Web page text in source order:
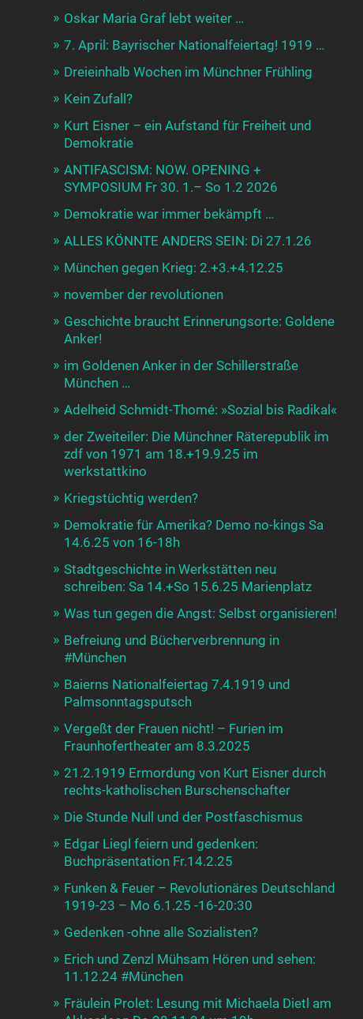
Oskar Maria Graf lebt weiter …
7. April: Bayrischer Nationalfeiertag! 1919 …
Dreieinhalb Wochen im Münchner Frühling
Kein Zufall?
Kurt Eisner – ein Aufstand für Freiheit und
Demokratie
ANTIFASCISM: NOW. OPENING +
SYMPOSIUM Fr 30. 1.– So 1.2 2026
Demokratie war immer bekämpft …
ALLES KÖNNTE ANDERS SEIN: Di 27.1.26
München gegen Krieg: 2.+3.+4.12.25
november der revolutionen
Geschichte braucht Erinnerungsorte: Goldene
Anker!
im Goldenen Anker in der Schillerstraße
München …
Adelheid Schmidt-Thomé: »Sozial bis Radikal«
der Zweiteiler: Die Münchner Räterepublik im
zdf von 1971 am 18.+19.9.25 im
werkstattkino
Kriegstüchtig werden?
Demokratie für Amerika? Demo no-kings Sa
14.6.25 von 16-18h
Stadtgeschichte in Werkstätten neu
schreiben: Sa 14.+So 15.6.25 Marienplatz
Was tun gegen die Angst: Selbst organisieren!
Befreiung und Bücherverbrennung in
#München
Baierns Nationalfeiertag 7.4.1919 und
Palmsonntagsputsch
Vergeßt der Frauen nicht! – Furien im
Fraunhofertheater am 8.3.2025
21.2.1919 Ermordung von Kurt Eisner durch
rechts-katholischen Burschenschafter
Die Stunde Null und der Postfaschismus
Edgar Liegl feiern und gedenken:
Buchpräsentation Fr.14.2.25
Funken & Feuer – Revolutionäres Deutschland
1919-23 – Mo 6.1.25 -16-20:30
Gedenken -ohne alle Sozialisten?
Erich und Zenzl Mühsam Hören und sehen:
11.12.24 #München
Fräulein Prolet: Lesung mit Michaela Dietl am